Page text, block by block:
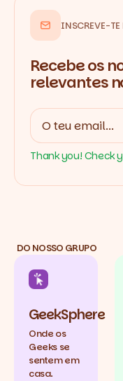
INSCREVE-TE
Recebe os
relevantes
Thank you! Check
DO NOSSO GRUPO
GeekSphere
Onde os
Geeks se
sentem em
casa.